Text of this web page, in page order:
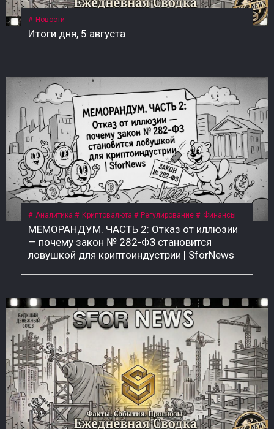
Новости
Итоги дня, 5 августа
Аналитика Криптовалюта Регулирование Финансы
МЕМОРАНДУМ. ЧАСТЬ 2: Отказ от иллюзии
— почему закон № 282-ФЗ становится
ловушкой для криптоиндустрии | SforNews